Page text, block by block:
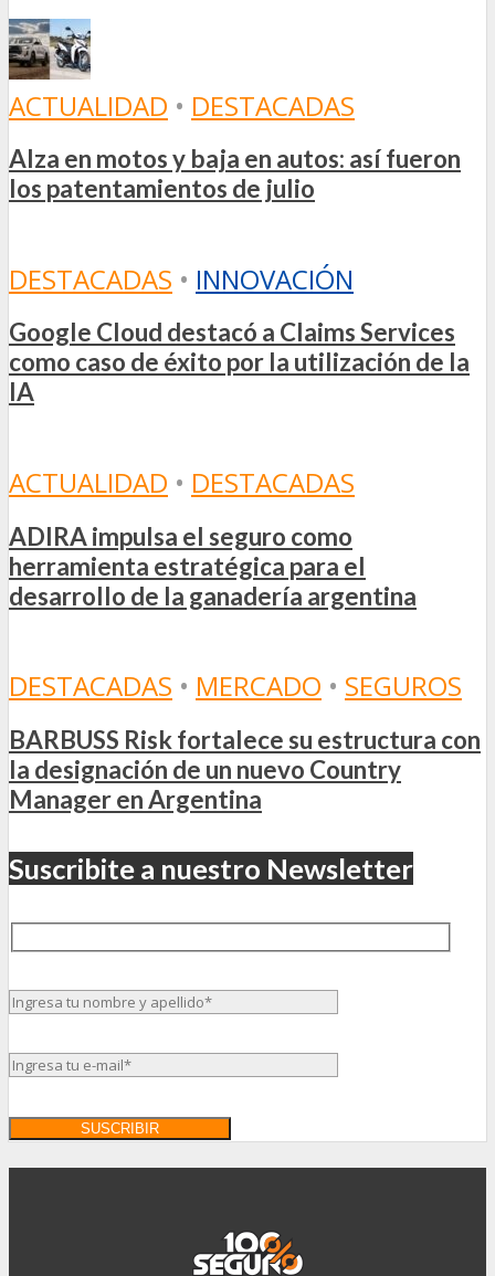
ACTUALIDAD • DESTACADAS
Alza en motos y baja en autos: así fueron
los patentamientos de julio
DESTACADAS • INNOVACIÓN
Google Cloud destacó a Claims Services
como caso de éxito por la utilización de la
IA
ACTUALIDAD • DESTACADAS
ADIRA impulsa el seguro como
herramienta estratégica para el
desarrollo de la ganadería argentina
DESTACADAS • MERCADO • SEGUROS
BARBUSS Risk fortalece su estructura con
la designación de un nuevo Country
Manager en Argentina
Suscribite a nuestro Newsletter